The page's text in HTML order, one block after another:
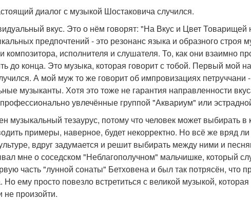
диалог с музыкой Шостаковича случился.
вкус. Это о нём говорят: "На Вкус и Цвет Товарищей
предпочтений - это резонанс языка и образного строя
композитора, исполнителя и слушателя. То, как они взаимно
до конца. Это музыка, которая говорит с тобой. Первый мой
А мой муж то же говорит об импровизациях петруччани
музыканты. Хотя это тоже не гарантия направленности
профессионально увлечённые группой "Аквариум" или
музыкальный тезаурус, потому что человек может выбирать в
примеры, наверное, будет некорректно. Но всё же вряд
вдруг задумается и решит выбирать между ними и
мне о соседском "Неблагополучном" мальчишке, который
часть "лунной сонаты" Бетховена и был так потрясён, что
Но ему просто повезло встретиться с великой музыкой,
не произойти.